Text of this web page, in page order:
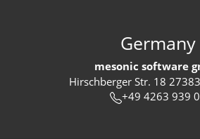
Germany
mesonic software
Hirschberger Str. 18
+49 4263 939